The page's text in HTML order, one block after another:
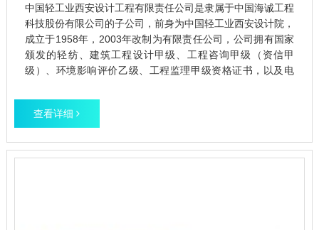
中国轻工业西安设计工程有限责任公司是隶属于中国海诚工程
科技股份有限公司的子公司，前身为中国轻工业西安设计院，
成立于1958年，2003年改制为有限责任公司，公司拥有国家
颁发的轻纺、建筑工程设计甲级、工程咨询甲级（资信甲
级）、环境影响评价乙级、工程监理甲级资格证书，以及电
政公用工程、城市规划，劳动安全评价、压力容器、压力管道
工程设计资格证书，以及对外经济技术合作、出口企业资格证
查看详细